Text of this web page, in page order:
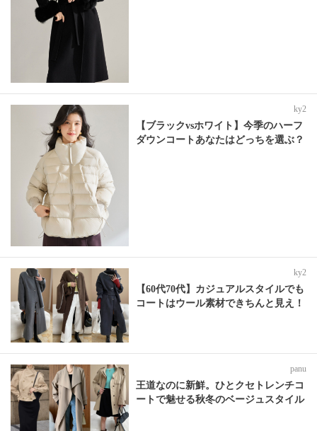
ky2
【ブラックvsホワイト】今季のハーフ
ダウンコートあなたはどっちを選ぶ？
ky2
【60代70代】カジュアルスタイルでも
コートはウール素材できちんと見え！
panu
王道なのに新鮮。ひとクセトレンチコ
ートで魅せる秋冬のベージュスタイル